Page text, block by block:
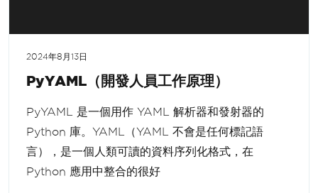
2024年8月13日
PyYAML（開發人員工作原理）
PyYAML 是一個用作 YAML 解析器和發射器的
Python 庫。YAML（YAML 不會是任何標記語
言），是一個人類可讀的資料序列化格式，在
Python 應用中整合的很好